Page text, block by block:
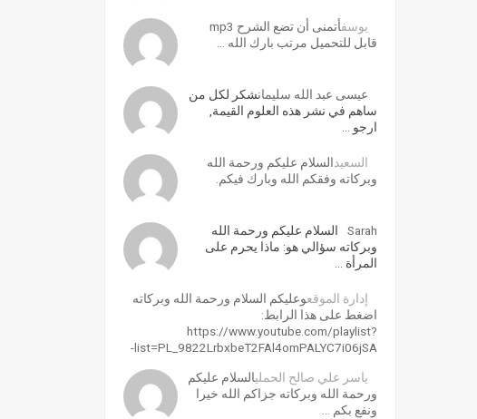
يوسف
أتمنى أن تضع الشرح mp3
قابل للتحميل مرتب بارك الله …
عيسى عبد الله سليمانشكر لكل من
ساهم في نشر هذه العلوم القيمة,
ارجو …
السعيدالسلام عليكم ورحمة الله
وبركاته وفقكم الله وبارك فيكم.
Sarah
السلام عليكم ورحمة الله
وبركاته سؤالي هو: ماذا يحرم على
المرأة …
إدارة الموقعوعليكم السلام ورحمة الله وبركاته
اضغط على هذا الرابط:
https://www.youtube.com/playlist?
list=PL_9822LrbxbeT2FAl4omPALYC7i06jSA-
ياسر علي صالح الحمليالسلام عليكم
ورحمة الله وبركاته جزاكم الله خيرا
ونفع بكم …